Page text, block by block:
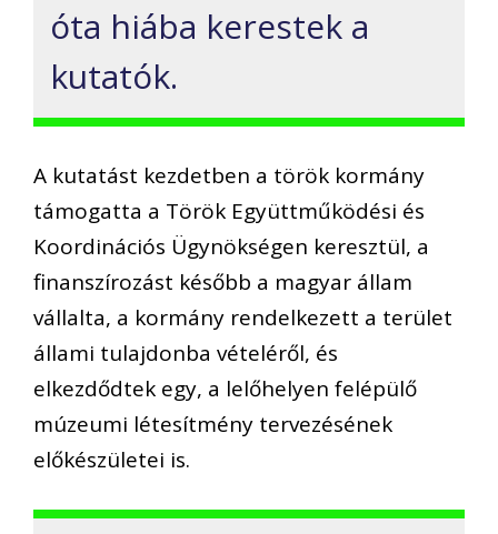
óta hiába kerestek a
kutatók.
A kutatást kezdetben a török kormány
támogatta a Török Együttműködési és
Koordinációs Ügynökségen keresztül, a
finanszírozást később a magyar állam
vállalta, a kormány rendelkezett a terület
állami tulajdonba vételéről, és
elkezdődtek egy, a lelőhelyen felépülő
múzeumi létesítmény tervezésének
előkészületei is.